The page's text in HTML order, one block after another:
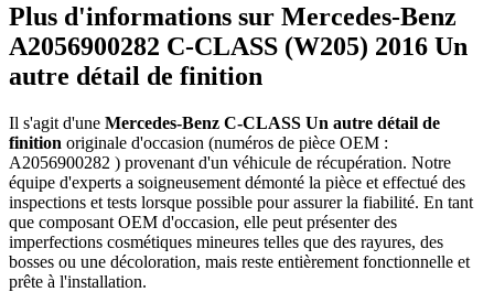
Plus d'informations sur Mercedes-Benz
A2056900282 C-CLASS (W205) 2016 Un
autre détail de finition
Il s'agit d'une Mercedes-Benz C-CLASS Un autre détail de
finition originale d'occasion (numéros de pièce OEM :
A2056900282 ) provenant d'un véhicule de récupération. Notre
équipe d'experts a soigneusement démonté la pièce et effectué des
inspections et tests lorsque possible pour assurer la fiabilité. En tant
que composant OEM d'occasion, elle peut présenter des
imperfections cosmétiques mineures telles que des rayures, des
bosses ou une décoloration, mais reste entièrement fonctionnelle et
prête à l'installation.